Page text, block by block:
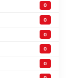
0
0
0
0
0